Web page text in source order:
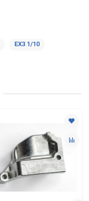
EX3 1/10